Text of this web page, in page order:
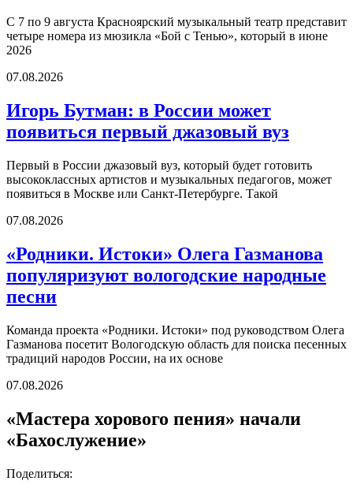
С 7 по 9 августа Красноярский музыкальный театр представит
четыре номера из мюзикла «Бой с Тенью», который в июне
2026
07.08.2026
Игорь Бутман: в России может
появиться первый джазовый вуз
Первый в России джазовый вуз, который будет готовить
высококлассных артистов и музыкальных педагогов, может
появиться в Москве или Санкт-Петербурге. Такой
07.08.2026
«Родники. Истоки» Олега Газманова
популяризуют вологодские народные
песни
Команда проекта «Родники. Истоки» под руководством Олега
Газманова посетит Вологодскую область для поиска песенных
традиций народов России, на их основе
07.08.2026
«Мастера хорового пения» начали
«Бахослужение»
Поделиться: